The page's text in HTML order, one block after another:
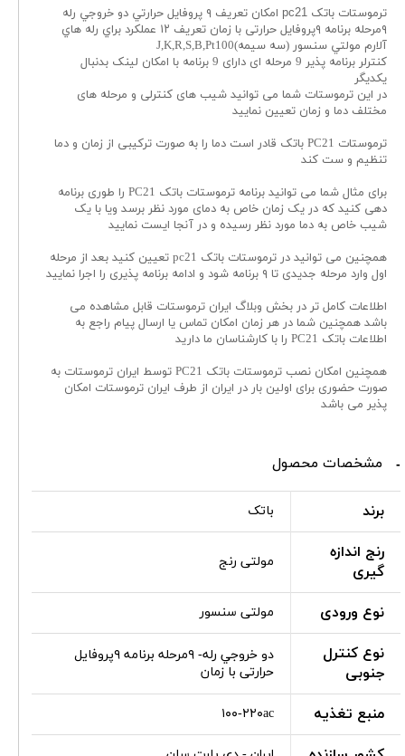
ترموستات باتک pc21
امكان تعريف ٩ پروفايل حرارتي دو خروجي رله
۹مرحله برنامه ۹پروفایل حرارتی با زمان تعريف ١٢ عملكرد براي رله هاي
آلارم مولتي سنسور (سه سيمه)J,K,R,S,B,Pt100
کنترلر برنامه پذیر 9 مرحله ای دارای 9 برنامه با امکان لینک بدنبال
یکدیگر
در این ترموستات شما می توانید شیب های کنترلی و مرحله های
مختلف دما و زمان تعیین نمایید
ترموستات PC21 باتک قادر است دما را به صورت ترکیبی از زمان و دما
تنظیم و ست کند
برای مثال شما می توانید برنامه ترموستات باتک PC21 را طوری برنامه
دهی کنید که در یک زمان خاص به دمای مورد نظر برسد ویا با یک
شیب خاص به دما مورد نظر رسیده و در آنجا ایست نمایید
همچنین می توانید در ترموستات باتک pc21 تعیین کنید بعد از مرحله
اول وارد مرحله جدیدی تا ۹ برنامه شود و ادامه برنامه پذیری را اجرا نمایید
اطلاعات کامل تر در بخش وبلاگ ایران ترموستات قابل مشاهده می
باشد همچنین شما در هر زمان امکان تماس یا ارسال پیام راجع به
اطلاعات باتک PC21 را با کارشناسان ما دارید
همچنین امکان نصب ترموستات باتک PC21 توسط ایران ترموستات به
صورت حضوری برای اولین بار در ایران از طرف ایران ترموستات امکان
پذیر می باشد
مشخصات محصول
برند باتک
رنج اندازه
گیری
مولتی رنج
نوع ورودی مولتی سنسور
نوع کنترل
جنوبی
دو خروجي رله- ۹مرحله برنامه ۹پروفایل
حرارتی با زمان
منبع تغذیه ۱۰۰-۲۲۰ac